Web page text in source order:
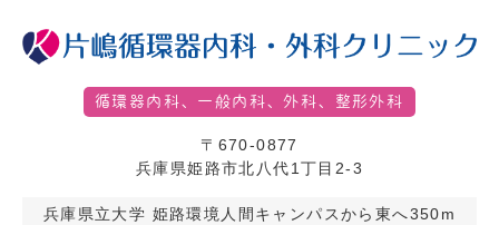
循環器内科、一般内科、外科、整形外科
〒670-0877
兵庫県姫路市北八代1丁目2-3
兵庫県立大学 姫路環境人間キャンパスから東へ350m